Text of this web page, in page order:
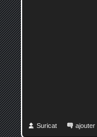
Suricat ajouter